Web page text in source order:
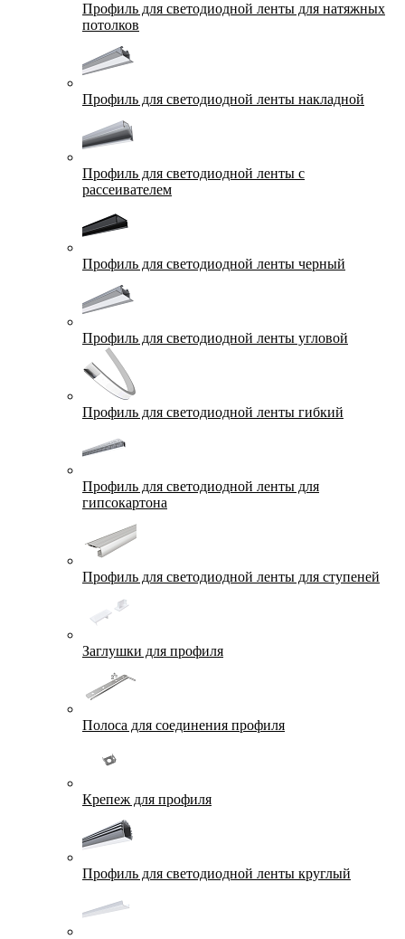
Профиль для светодиодной ленты для натяжных
потолков
Профиль для светодиодной ленты накладной
Профиль для светодиодной ленты с
рассеивателем
Профиль для светодиодной ленты черный
Профиль для светодиодной ленты угловой
Профиль для светодиодной ленты гибкий
Профиль для светодиодной ленты для
гипсокартона
Профиль для светодиодной ленты для ступеней
Заглушки для профиля
Полоса для соединения профиля
Крепеж для профиля
Профиль для светодиодной ленты круглый